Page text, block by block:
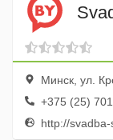
Минск, ул.
+375 (25)
http://